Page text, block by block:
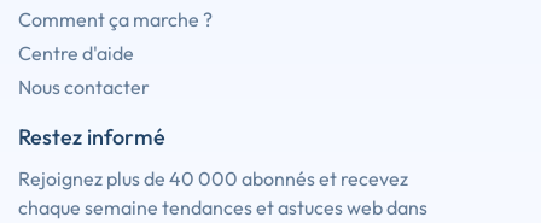
Comment ça marche ?
Centre d'aide
Nous contacter
Restez informé
Rejoignez plus de 40 000 abonnés et recevez
chaque semaine tendances et astuces web dans